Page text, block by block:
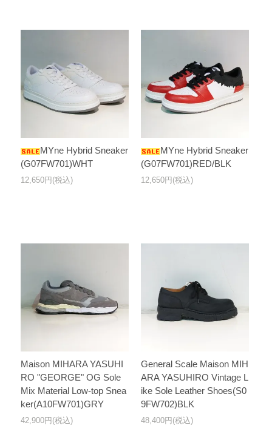
MYne Hybrid Sneaker
(G07FW701)WHT
12,650円(税込)
MYne Hybrid Sneaker
(G07FW701)RED/BLK
12,650円(税込)
Maison MIHARA YASUHI
RO "GEORGE" OG Sole
Mix Material Low-top Snea
ker(A10FW701)GRY
42,900円(税込)
General Scale Maison MIH
ARA YASUHIRO Vintage L
ike Sole Leather Shoes(S0
9FW702)BLK
48,400円(税込)